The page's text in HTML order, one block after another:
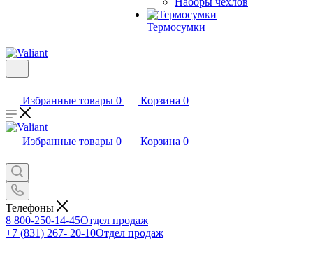
Термосумки
Избранные товары 0 Корзина 0
Избранные товары 0 Корзина 0
Телефоны
8 800-250-14-45Отдел продаж
+7 (831) 267- 20-10Отдел продаж